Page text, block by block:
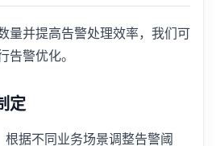
量并提高告警处理效率，我们可
警优化。
定
据不同业务场景调整告警阈